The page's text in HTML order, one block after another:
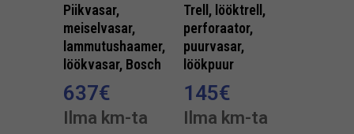
Piikvasar,
meiselvasar,
lammutushaamer,
löökvasar, Bosch
637€
Ilma km-ta
Trell, lööktrell,
perforaator,
puurvasar,
löökpuur
145€
Ilma km-ta